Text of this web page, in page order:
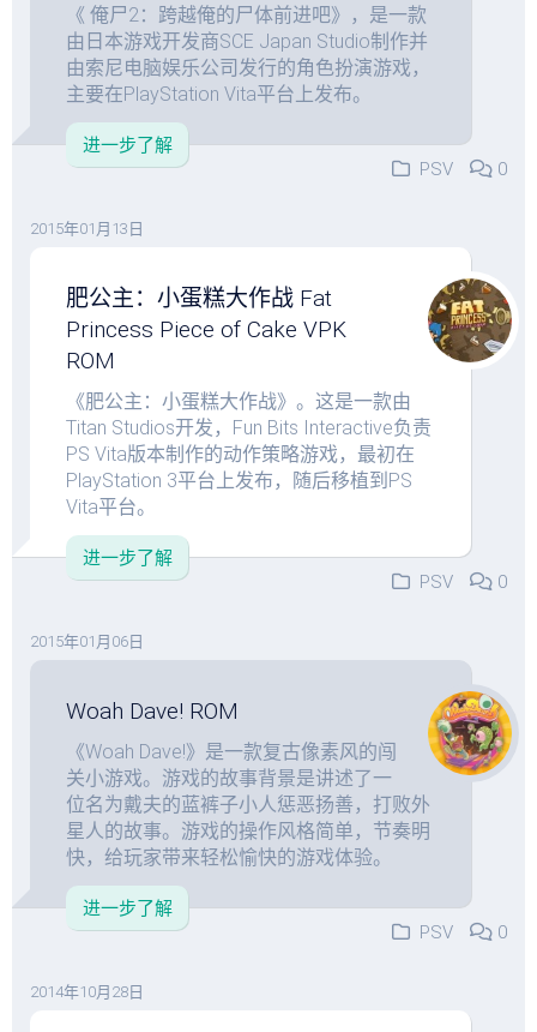
《 俺尸2：跨越俺的尸体前进吧》，是一款
由日本游戏开发商SCE Japan Studio制作并
由索尼电脑娱乐公司发行的角色扮演游戏，
主要在PlayStation Vita平台上发布。
进一步了解
PSV
0
2015年01月13日
肥公主：小蛋糕大作战 Fat
Princess Piece of Cake VPK
ROM
《肥公主：小蛋糕大作战》。这是一款由
Titan Studios开发，Fun Bits Interactive负责
PS Vita版本制作的动作策略游戏，最初在
PlayStation 3平台上发布，随后移植到PS
Vita平台。
进一步了解
PSV
0
2015年01月06日
Woah Dave! ROM
《Woah Dave!》是一款复古像素风的闯
关小游戏。游戏的故事背景是讲述了一
位名为戴夫的蓝裤子小人惩恶扬善，打败外
星人的故事。游戏的操作风格简单，节奏明
快，给玩家带来轻松愉快的游戏体验。
进一步了解
PSV
0
2014年10月28日